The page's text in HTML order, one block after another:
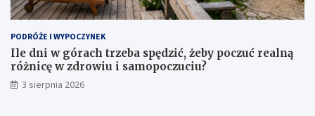
PODRÓŻE I WYPOCZYNEK
Ile dni w górach trzeba spędzić, żeby poczuć realną
różnicę w zdrowiu i samopoczuciu?
3 sierpnia 2026